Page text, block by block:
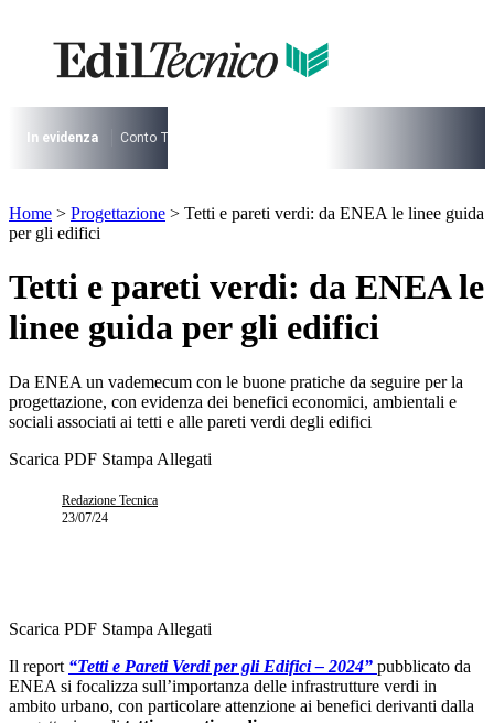
contenuto
I più cercati
Lorem ipsum dolor sit amet consectetur
Lorem ipsum dolor sit amet consectetur
In evidenza Conto Termico
I più cercati
Lorem ipsum dolor sit amet consectetur
Lorem ipsum dolor sit amet consectetur
Home > Progettazione > Tetti e pareti verdi: da ENEA le linee guida
per gli edifici
Tetti e pareti verdi: da ENEA le
linee guida per gli edifici
Da ENEA un vademecum con le buone pratiche da seguire per la
progettazione, con evidenza dei benefici economici, ambientali e
sociali associati ai tetti e alle pareti verdi degli edifici
Scarica PDF Stampa Allegati
Redazione Tecnica
23/07/24
Scarica PDF Stampa Allegati
Il report “Tetti e Pareti Verdi per gli Edifici – 2024” pubblicato da
ENEA si focalizza sull’importanza delle infrastrutture verdi in
ambito urbano, con particolare attenzione ai benefici derivanti dalla